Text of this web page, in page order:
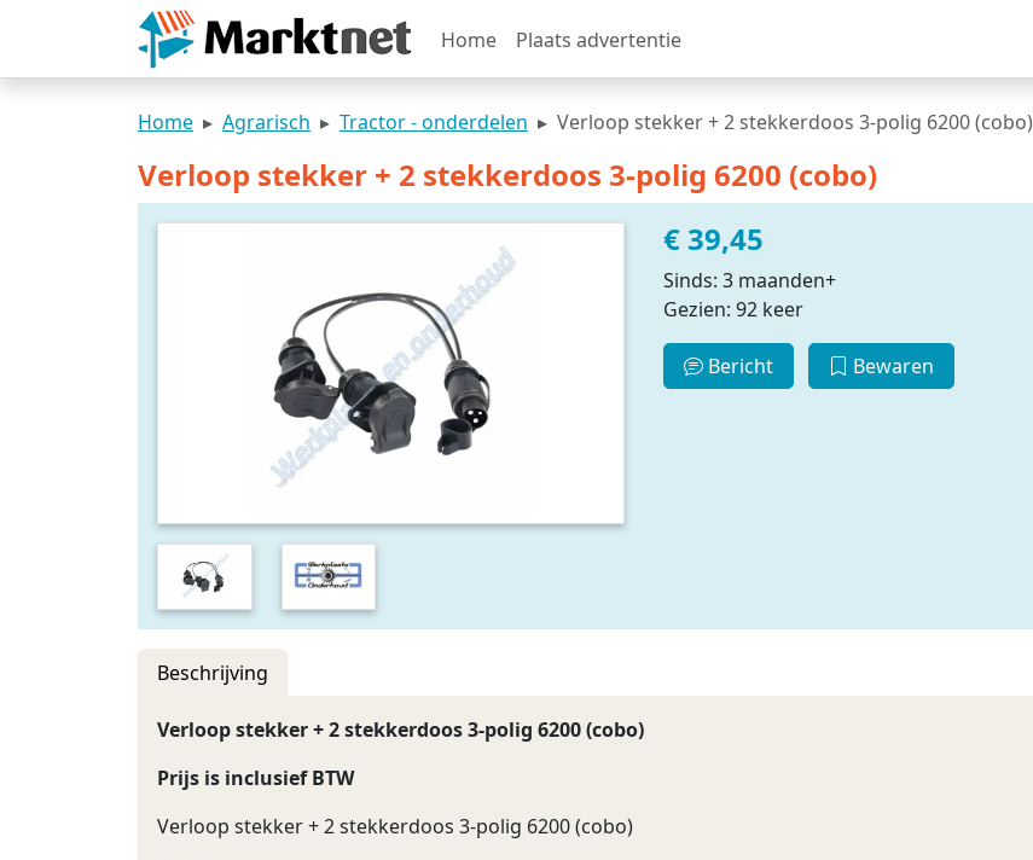
Home Plaats advertentie
Home Agrarisch Tractor - onderdelen Verloop stekker + 2 stekkerdoos 3-polig 6200 (cobo)
Verloop stekker + 2 stekkerdoos 3-polig 6200 (cobo)
€ 39,45
Sinds: 3 maanden+
Gezien: 92 keer
Bericht Bewaren
Beschrijving
Verloop stekker + 2 stekkerdoos 3-polig 6200 (cobo)
Prijs is inclusief BTW
Verloop stekker + 2 stekkerdoos 3-polig 6200 (cobo)